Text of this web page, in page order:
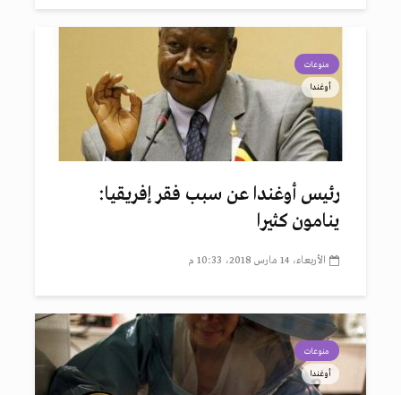
منوعات
أوغندا
رئيس أوغندا عن سبب فقر إفريقيا:
ينامون كثيرا
الأربعاء، 14 مارس 2018، 10:33 م
منوعات
أوغندا